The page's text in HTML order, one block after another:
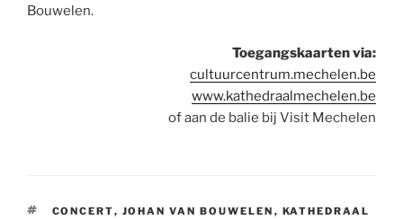
Bouwelen.
Toegangskaarten via:
cultuurcentrum.mechelen.be
www.kathedraalmechelen.be
of aan de balie bij Visit Mechelen
TAGS
CONCERT, JOHAN VAN BOUWELEN , KATHEDRAAL